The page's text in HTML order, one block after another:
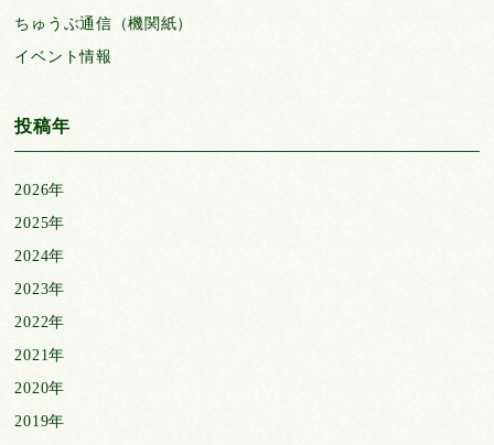
ちゅうぶ通信（機関紙）
イベント情報
投稿年
2026年
2025年
2024年
2023年
2022年
2021年
2020年
2019年